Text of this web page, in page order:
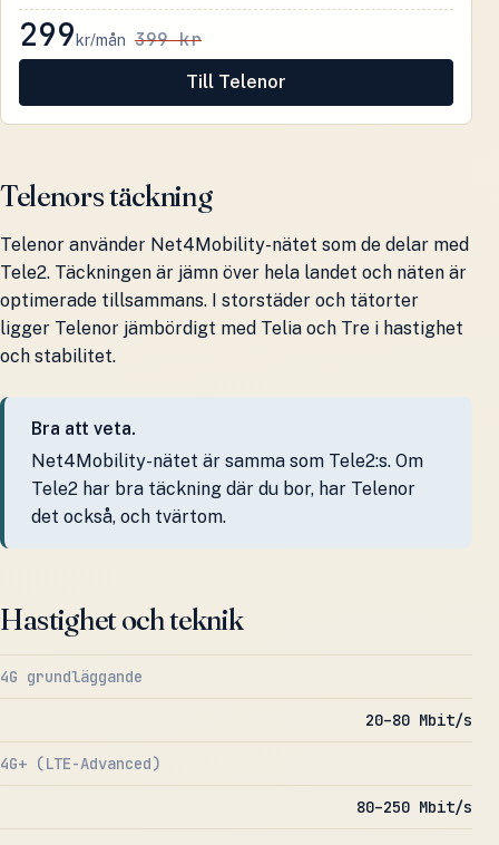
299kr/mån 399 kr
Till Telenor
Telenors täckning
Telenor använder Net4Mobility-nätet som de delar med
Tele2. Täckningen är jämn över hela landet och näten är
optimerade tillsammans. I storstäder och tätorter
ligger Telenor jämbördigt med Telia och Tre i hastighet
och stabilitet.
Bra att veta.
Net4Mobility-nätet är samma som Tele2:s. Om
Tele2 har bra täckning där du bor, har Telenor
det också, och tvärtom.
Hastighet och teknik
4G grundläggande
20–80 Mbit/s
4G+ (LTE-Advanced)
80–250 Mbit/s